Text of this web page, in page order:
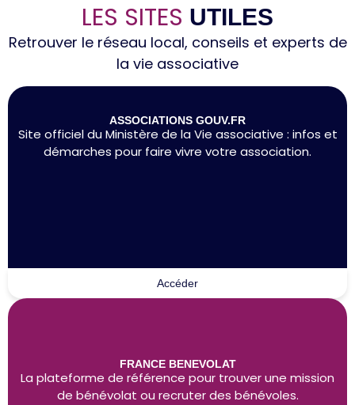
LES SITES UTILES
Retrouver le réseau local, conseils et experts de
la vie associative
ASSOCIATIONS GOUV.FR
Site officiel du Ministère de la Vie associative : infos et
démarches pour faire vivre votre association.
Accéder
FRANCE BENEVOLAT
La plateforme de référence pour trouver une mission
de bénévolat ou recruter des bénévoles.